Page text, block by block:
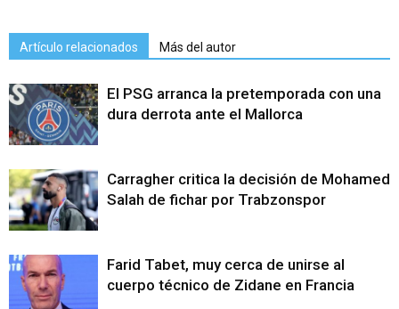
Artículo relacionados Más del autor
El PSG arranca la pretemporada con una
dura derrota ante el Mallorca
Carragher critica la decisión de Mohamed
Salah de fichar por Trabzonspor
Farid Tabet, muy cerca de unirse al
cuerpo técnico de Zidane en Francia